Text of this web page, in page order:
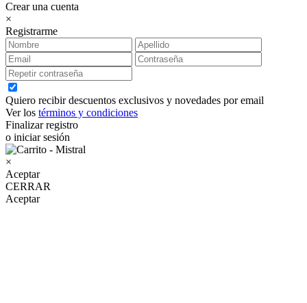
Crear una cuenta
×
Registrarme
Quiero recibir descuentos exclusivos y novedades por email
Ver los términos y condiciones
Finalizar registro
o iniciar sesión
×
Aceptar
CERRAR
Aceptar